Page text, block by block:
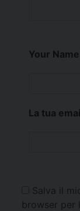
Your Name
La tua
Salva il
browser per